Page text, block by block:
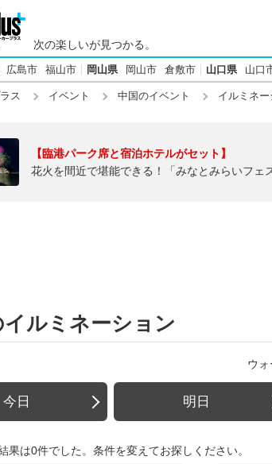
次の楽しいが見つかる。
広島市 福山市 岡山県 岡山市 倉敷市 山口県 山口
ス イベント 中国のイベント イルミネー
【臨港パーク席と宿泊ホテルがセット】
花火を間近で堪能できる！「みなとみらいフェ
イルミネーション
ウ
今日 明日
果は0件でした。条件を変えてお探しください。